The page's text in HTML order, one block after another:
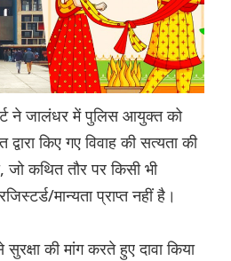
ने जालंधर में पुलिस आयुक्त को
किए गए विवाह की सत्यता की
जो कथित तौर पर किसी भी
मान्यता प्राप्त नहीं है।
की मांग करते हुए दावा किया